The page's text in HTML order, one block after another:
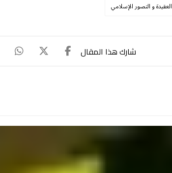
العقيدة و التصور الإسلامي